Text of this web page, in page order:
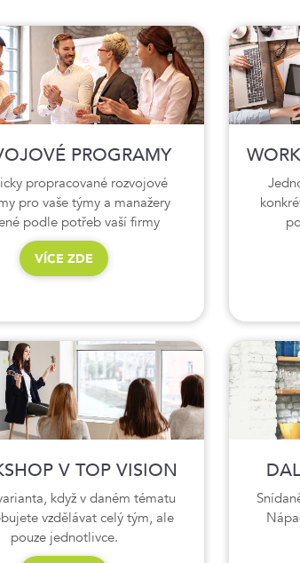
PROGRAMY
propracované rozvojové
pro vaše týmy a manažery
podle potřeb vaší firmy
VÍCE ZDE
V TOP VISION
když v daném tématu
vzdělávat celý tým, ale
pouze jednotlivce.